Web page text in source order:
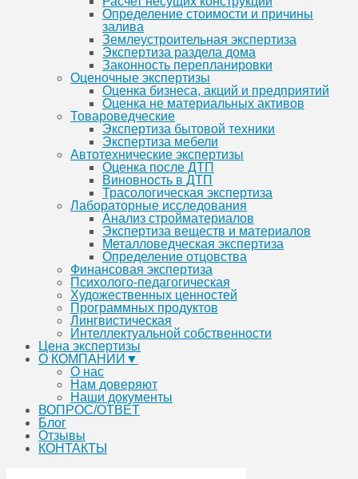
Определение стоимости и причины
залива
Землеустроительная экспертиза
Экспертиза раздела дома
Законность перепланировки
Оценочные экспертизы
Оценка бизнеса, акций и предприятий
Оценка не материальных активов
Товароведческие
Экспертиза бытовой техники
Экспертиза мебели
Автотехнические экспертизы
Оценка после ДТП
Виновность в ДТП
Трасологическая экспертиза
Лабораторные исследования
Анализ стройматериалов
Экспертиза веществ и материалов
Металловедческая экспертиза
Определение отцовства
Финансовая экспертиза
Психолого-педагогическая
Художественных ценностей
Программных продуктов
Лингвистическая
Интеллектуальной собственности
Цена экспертизы
О КОМПАНИИ▼
О нас
Нам доверяют
Наши документы
ВОПРОС/ОТВЕТ
Блог
Отзывы
КОНТАКТЫ